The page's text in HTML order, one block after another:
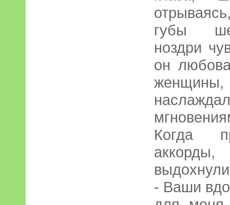
губы
ноздри
он
женщины,
Когда
- Ваши